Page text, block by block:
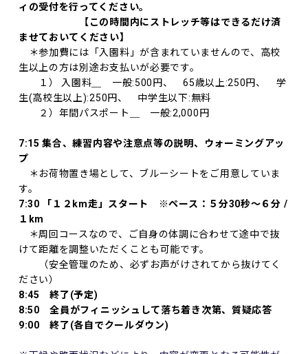
ィの受付を行ってください。
【この時間内にストレッチ等はできるだけ済
ませておいてください】
＊参加費には「入園料」が含まれていませんので、高校
生以上の方は別途お支払いが必要です。
１） 入園料＿ 一般:500円、 65歳以上:250円、 学
生(高校生以上):250円、 中学生以下:無料
２）年間パスポート＿ 一般:2,000円
7:15 集合、練習内容や注意点等の説明、ウォーミングアッ
プ
＊お荷物置き場として、ブルーシートをご用意していま
す。
7:30 「１２km走」スタート ※ペース：５分30秒～６分 /
１km
＊周回コースなので、ご自身の体調に合わせて途中で抜
けて距離を調整いただくことも可能です。
（安全管理のため、必ずお声がけされてから抜けてく
ださい）
8:45 終了(予定)
8:50 全員がフィニッシュして落ち着き次第、質疑応答
9:00 終了(各自でクールダウン)